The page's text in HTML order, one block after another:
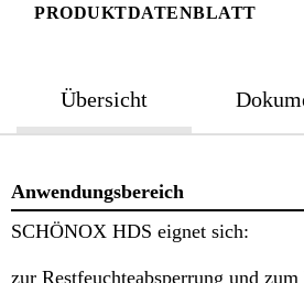
PRODUKTDATENBLATT
Übersicht
Anwendungsbereich
SCHÖNOX HDS eignet sich:
zur Restfeuchteabsperrung und